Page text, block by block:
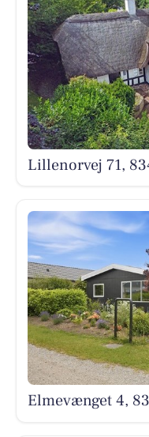
Lillenorvej 71,
Elmevænget 4,